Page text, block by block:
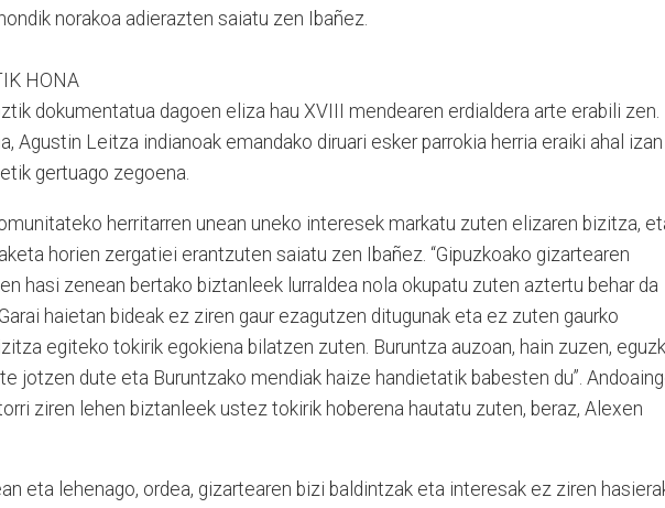
norakoa adierazten saiatu zen Ibañez.
HONA
dokumentatua dagoen eliza hau XVIII mendearen erdialdera arte erabili zen.
Agustin Leitza indianoak emandako diruari esker parrokia herria eraiki ahal izan
gertuago zegoena.
herritarren unean uneko interesek markatu zuten elizaren bizitza,
horien zergatiei erantzuten saiatu zen Ibañez. “Gipuzkoako gizartearen
hasi zenean bertako biztanleek lurraldea nola okupatu zuten aztertu behar da
haietan bideak ez ziren gaur ezagutzen ditugunak eta ez zuten gaurko
egiteko tokirik egokiena bilatzen zuten. Buruntza auzoan, hain zuzen,
jotzen dute eta Buruntzako mendiak haize handietatik babesten du”.
ziren lehen biztanleek ustez tokirik hoberena hautatu zuten, beraz, Alexen
eta lehenago, ordea, gizartearen bizi baldintzak eta interesak ez ziren